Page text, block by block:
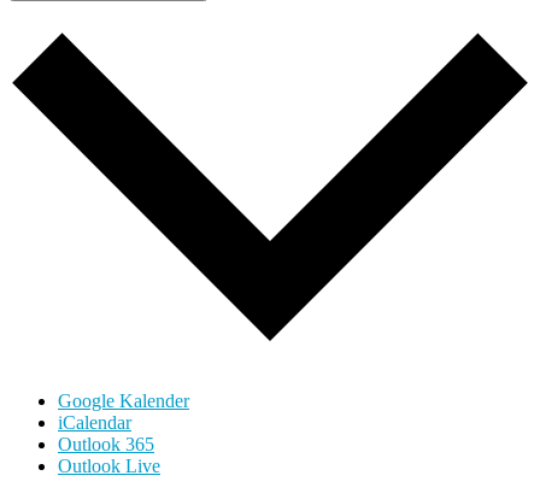
Google Kalender
iCalendar
Outlook 365
Outlook Live